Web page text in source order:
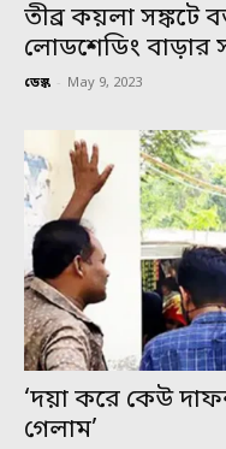
তীব্র কয়লা সঙ্কটে
লোডশেডিং বাড়ার
ডেস্ক - May 9, 2023
‘দয়া করে কেউ
গেলাম’